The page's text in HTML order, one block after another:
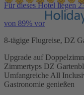
Für dieses Hotel liegen
von 89% vor
8-tägige Flugreise, DZ
Upgrade auf
Zimmertyps DZ
Umfangreiche All
Gastronomie genießen